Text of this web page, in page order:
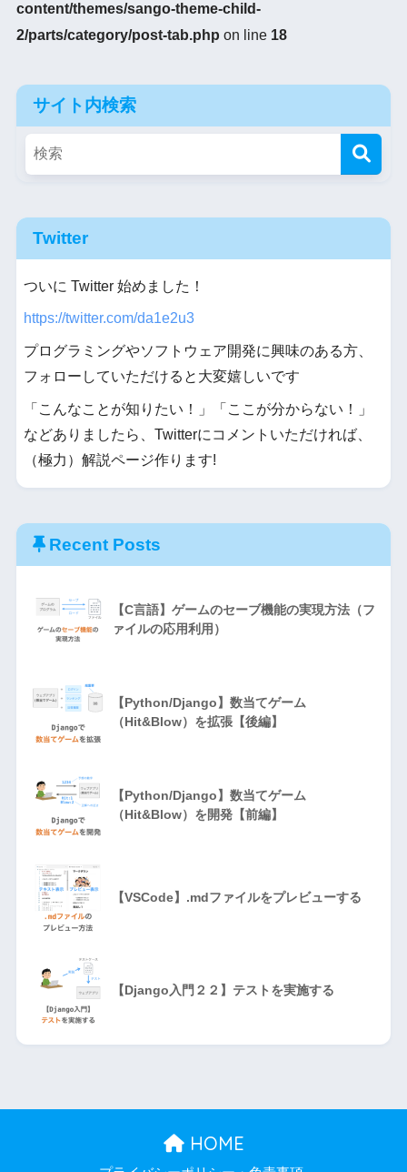
content/themes/sango-theme-child-
2/parts/category/post-tab.php on line 18
サイト内検索
Twitter
ついに Twitter 始めました！
https://twitter.com/da1e2u3
プログラミングやソフトウェア開発に興味のある方、
フォローしていただけると大変嬉しいです
「こんなことが知りたい！」「ここが分からない！」
などありましたら、Twitterにコメントいただければ、
（極力）解説ページ作ります!
Recent Posts
【C言語】ゲームのセーブ機能の実現方法（フ
ァイルの応用利用）
【Python/Django】数当てゲーム
（Hit&Blow）を拡張【後編】
【Python/Django】数当てゲーム
（Hit&Blow）を開発【前編】
【VSCode】.mdファイルをプレビューする
【Django入門２２】テストを実施する
HOME